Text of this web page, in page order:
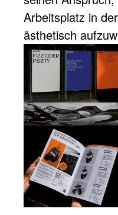
Arbeitsplatz in
ästhetisch